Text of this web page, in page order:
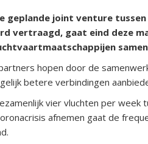
geplande joint venture
vertraagd, gaat eind deze
hopen door de
betere verbindingen
vier vluchten per week
afnemen gaat de